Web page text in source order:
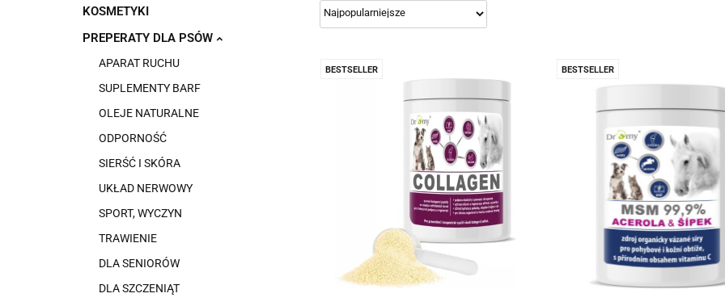
KOSMETYKI
PREPERATY DLA PSÓW
APARAT RUCHU
SUPLEMENTY BARF
OLEJE NATURALNE
ODPORNOŚĆ
SIERŚĆ I SKÓRA
UKŁAD NERWOWY
SPORT, WYCZYN
TRAWIENIE
DLA SENIORÓW
DLA SZCZENIĄT
BESTSELLER BESTSELLER